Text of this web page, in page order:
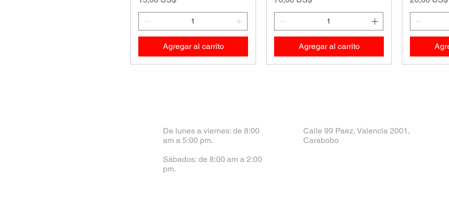
Agregar al carrito Agregar al carrito
De lunes a viernes: de 8:00
am a 5:00 pm.
Sábados: de 8:00 am a 2:00
pm.
Calle 99 Paez, Valencia 2001,
Carabobo